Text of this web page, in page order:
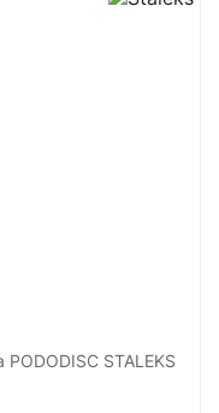
STALEKS